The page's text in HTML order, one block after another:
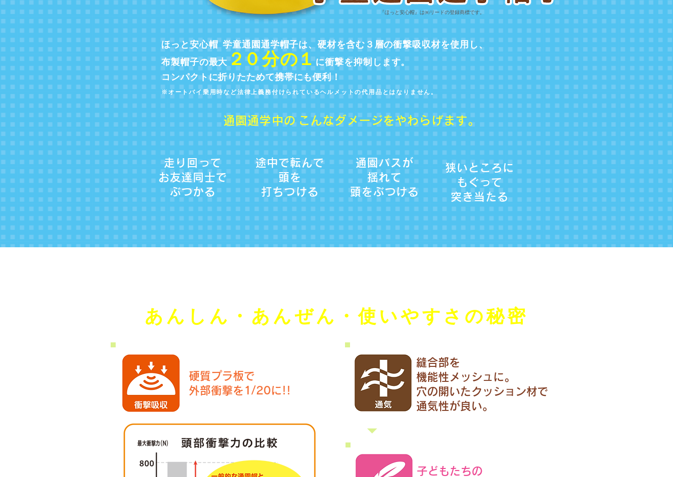
『ほっと安心帽』は㈱リードの登録商標です。
ほっと安心帽 学童通園通学帽子は、硬材を含む３層の衝撃吸収材を使用し、
布製帽子の最大２０分の１に衝撃を抑制します。
コンパクトに折りたためて携帯にも便利！
※オートバイ乗用時など法律上義務付けられているヘルメットの代用品とはなりません。
通園通学中の こんなダメージをやわらげます。
走り回って
お友達同士で
ぶつかる
途中で転んで
頭を
打ちつける
通園バスが
揺れて
頭をぶつける
狭いところに
もぐって
突き当たる
あんしん・あんぜん・使いやすさの秘密
硬質プラ板で
外部衝撃を1/20に!!
縫合部を
機能性メッシュに。
穴の開いたクッション材で
通気性が良い。
子どもたちの